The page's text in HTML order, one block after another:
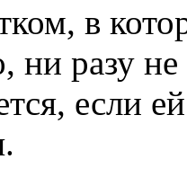
в
ни разу
если